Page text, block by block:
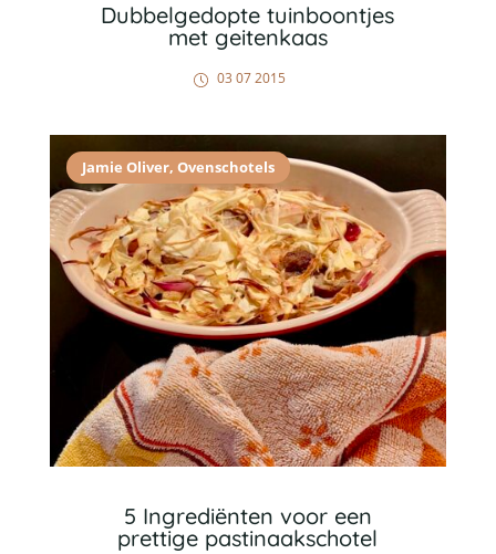
Dubbelgedopte tuinboontjes
met geitenkaas
03 07 2015
Jamie Oliver, Ovenschotels
5 Ingrediënten voor een
prettige pastinaakschotel